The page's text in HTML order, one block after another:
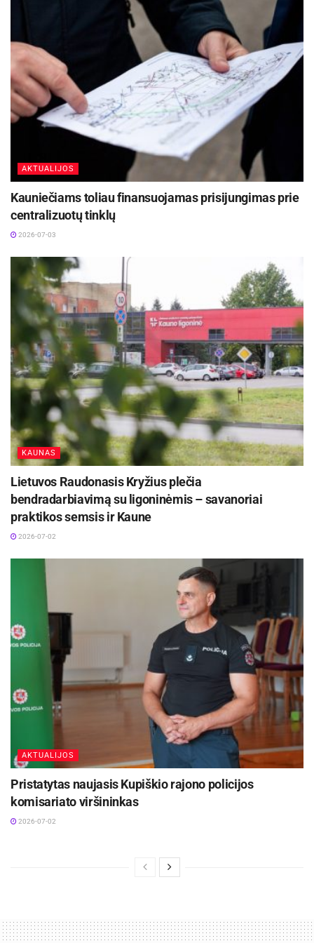
AKTUALIJOS
Kauniečiams toliau finansuojamas prisijungimas prie
centralizuotų tinklų
2026-07-03
KAUNAS
Lietuvos Raudonasis Kryžius plečia
bendradarbiavimą su ligoninėmis – savanoriai
praktikos semsis ir Kaune
2026-07-02
AKTUALIJOS
Pristatytas naujasis Kupiškio rajono policijos
komisariato viršininkas
2026-07-02